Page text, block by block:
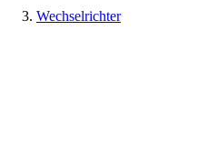
Wechselrichter